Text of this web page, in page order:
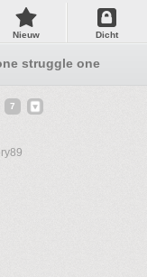
Nieuw Dicht
struggle one fight
7